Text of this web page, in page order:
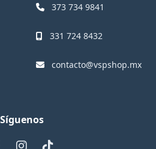
373 734 9841
331 724 8432
contacto@vspshop.mx
Síguenos